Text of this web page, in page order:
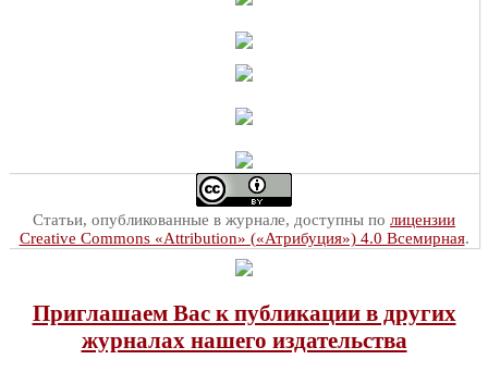
Статьи, опубликованные в журнале, доступны по лицензии
Creative Commons «Attribution» («Атрибуция») 4.0 Всемирная.
Приглашаем Вас к публикации в других
журналах нашего издательства